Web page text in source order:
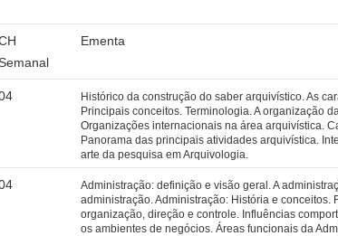
Ementa
Histórico da construção do saber arquivístico. As
Principais conceitos. Terminologia. A organização
Organizações internacionais na área arquivística.
Panorama das principais atividades arquivística.
arte da pesquisa em Arquivologia.
Administração: definição e visão geral. A
administração. Administração: História e conceitos.
organização, direção e controle. Influências
os ambientes de negócios. Áreas funcionais da